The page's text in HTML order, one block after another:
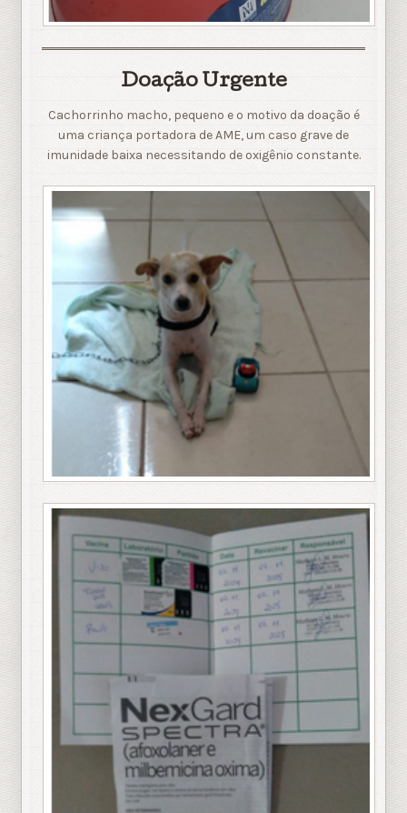
Doação Urgente
Cachorrinho macho, pequeno e o motivo da doação é
uma criança portadora de AME, um caso grave de
imunidade baixa necessitando de oxigênio constante.